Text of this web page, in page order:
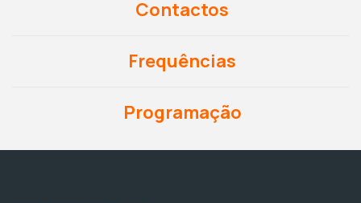
Contactos
Frequências
Programação